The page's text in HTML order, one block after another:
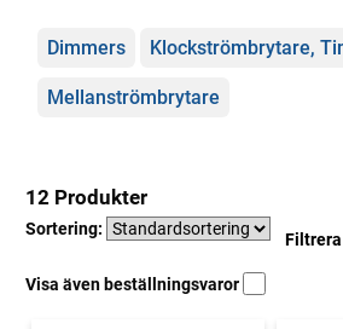
Kategorier
Dimmers Klockströmbrytare,
Mellanströmbrytare
12 Produkter
Sortering:
Visa även beställningsvaror